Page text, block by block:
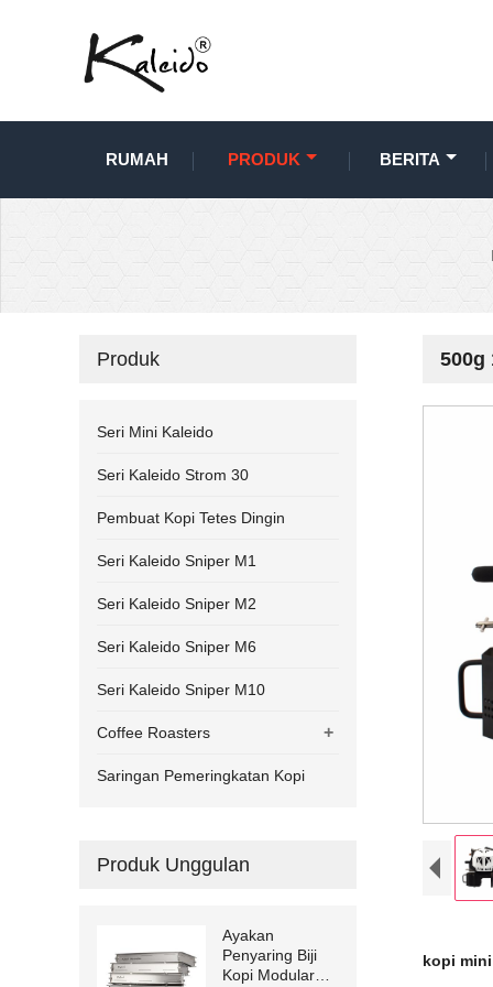
RUMAH PRODUK BERITA
500g
kopi
Produk
Seri Mini Kaleido
Seri Kaleido Strom 30
Pembuat Kopi Tetes Dingin
Seri Kaleido Sniper M1
Seri Kaleido Sniper M2
Seri Kaleido Sniper M6
Seri Kaleido Sniper M10
+
Coffee Roasters
Saringan Pemeringkatan Kopi
Produk Unggulan
Ayakan
Penyaring Biji
Kopi Modular